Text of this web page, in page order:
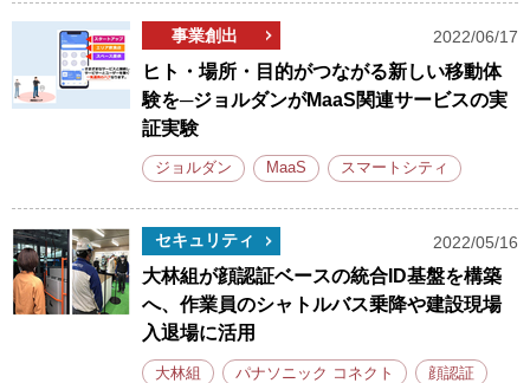
事業創出 2022/06/17
ヒト・場所・目的がつながる新しい移動体
験を─ジョルダンがMaaS関連サービスの実
証実験
ジョルダン MaaS スマートシティ
セキュリティ 2022/05/16
大林組が顔認証ベースの統合ID基盤を構築
へ、作業員のシャトルバス乗降や建設現場
入退場に活用
大林組 パナソニック コネクト 顔認証